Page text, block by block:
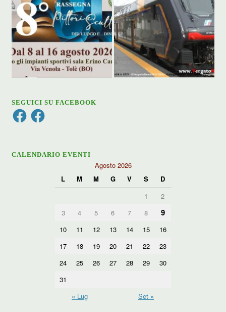
SEGUICI SU FACEBOOK
FacebookFacebook
CALENDARIO EVENTI
Agosto 2026
L
M M G V S
D
1
2
3
4 5 6 7 8 9
10 11 12 13 14 15
16
17
18 19 20 21 22
23
24
25 26 27 28 29
30
31
« Lug
Set »